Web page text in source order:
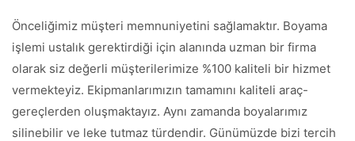
Önceliğimiz müşteri memnuniyetini sağlamaktır. Boyama
işlemi ustalık gerektirdiği için alanında uzman bir firma
olarak siz değerli müşterilerimize %100 kaliteli bir hizmet
vermekteyiz. Ekipmanlarımızın tamamını kaliteli araç-
gereçlerden oluşmaktayız. Aynı zamanda boyalarımız
silinebilir ve leke tutmaz türdendir. Günümüzde bizi tercih